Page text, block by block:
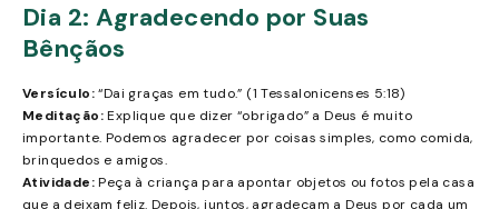
Dia 2: Agradecendo por Suas
Bênçãos
Versículo:“Dai graças em tudo.” (1 Tessalonicenses 5:18)
Meditação:Explique que dizer “obrigado” a Deus é muito
importante. Podemos agradecer por coisas simples, como comida,
brinquedos e amigos.
Atividade:Peça à criança para apontar objetos ou fotos pela casa
que a deixam feliz. Depois, juntos, agradeçam a Deus por cada um